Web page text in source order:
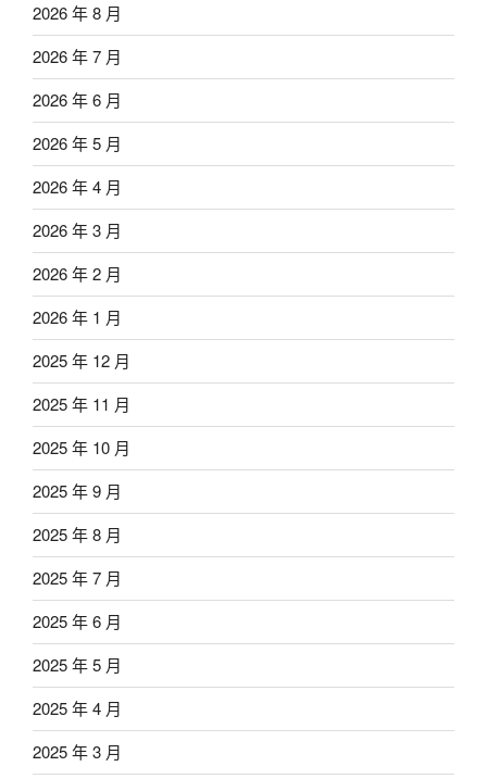
2026 年 8 月
2026 年 7 月
2026 年 6 月
2026 年 5 月
2026 年 4 月
2026 年 3 月
2026 年 2 月
2026 年 1 月
2025 年 12 月
2025 年 11 月
2025 年 10 月
2025 年 9 月
2025 年 8 月
2025 年 7 月
2025 年 6 月
2025 年 5 月
2025 年 4 月
2025 年 3 月